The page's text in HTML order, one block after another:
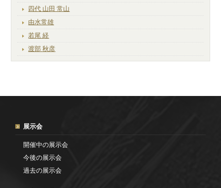
四代 山田 常山
由水常雄
若尾 経
渡部 秋彦
展示会
開催中の展示会
今後の展示会
過去の展示会